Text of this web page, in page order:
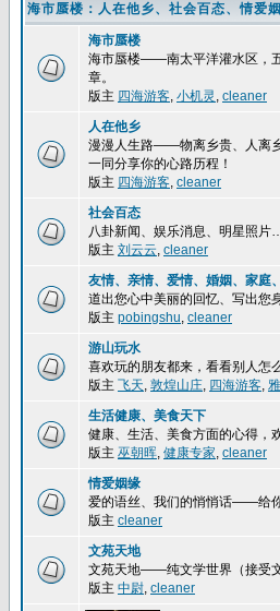
海市蜃楼：人在他乡、社会百态、情爱
海市蜃楼
海市蜃楼——南太平洋灌水区，
章。
版主 四海游客, 小机灵 , cleaner
人在他乡
漫漫人生路——物离乡贵、人离
一同分享你的心路历程！
版主 四海游客, cleaner
社会百态
八卦新闻、娱乐消息、明星照
版主 刘云云, cleaner
友情、亲情、爱情、婚姻、家
道出您心中美丽的回忆、写出
版主 pobingshu, cleaner
游山玩水
喜欢玩的朋友都来，看看别人
版主 飞天, 敦煌山庄, 四海游客,
生活健康、美食天下
健康、生活、美食方面的心得，
版主 巫朝晖, 健康专家, cleaner
情爱姻缘
爱的语丝、我们的悄悄话——给
版主 cleaner
文苑天地
文苑天地——纯文学世界（接受
版主 中尉, cleaner